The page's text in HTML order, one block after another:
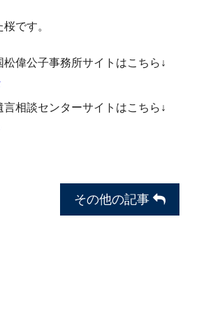
です。
偉公子事務所サイトはこちら↓
相談センターサイトはこちら↓
その他の記事